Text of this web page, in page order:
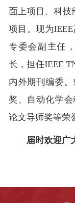
面上项目、科技
项目。现为IEEE
专委会副主任
长，担任IEEE
内外期刊编委
奖、自动化学
论文导师奖等荣
届时欢迎广